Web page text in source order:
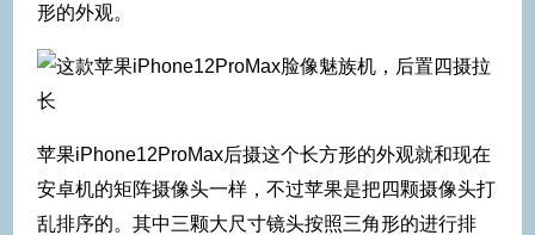
形的外观。
苹果iPhone12ProMax后摄这个长方形的外观就和现在
安卓机的矩阵摄像头一样，不过苹果是把四颗摄像头打
乱排序的。其中三颗大尺寸镜头按照三角形的进行排